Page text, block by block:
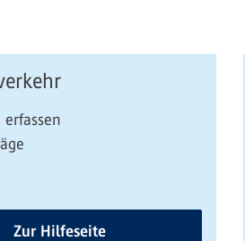
Zur Hilfeseite